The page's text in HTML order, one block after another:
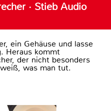
· Stieb Audio
ein Gehäuse und lasse
Heraus kommt
der nicht besonders
was man tut.